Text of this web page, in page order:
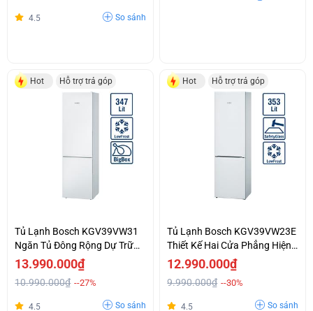
4.5 So sánh
Hot Hỗ trợ trả góp
Tủ Lạnh Bosch KGV39VW31
Ngăn Tủ Đông Rộng Dự Trữ
Một Lượng Lớn Thực Phẩm.
13.990.000₫
10.990.000₫ --27%
4.5 So sánh
Hot Hỗ trợ trả góp
Tủ Lạnh Bosch KGV39VW23E
Thiết Kế Hai Cửa Phẳng Hiện
Đại Ngăn Đá Phía Dưới
12.990.000₫
9.990.000₫ --30%
4.5 So sánh